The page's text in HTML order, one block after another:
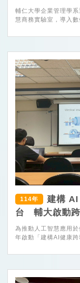
輔仁大學企業管理學
慧商務實驗室，導入
114年
建構 AI
台 輔大啟動跨
為推動人工智慧應用
年啟動「建構AI健康